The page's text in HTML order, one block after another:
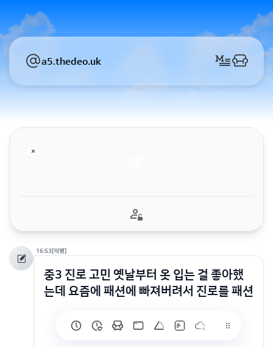
a5.thedeo.uk
16:53[익명]
중3 진로 고민 옛날부터 옷 입는 걸 좋아했
는데 요즘에 패션에 빠져버려서 진로를 패션